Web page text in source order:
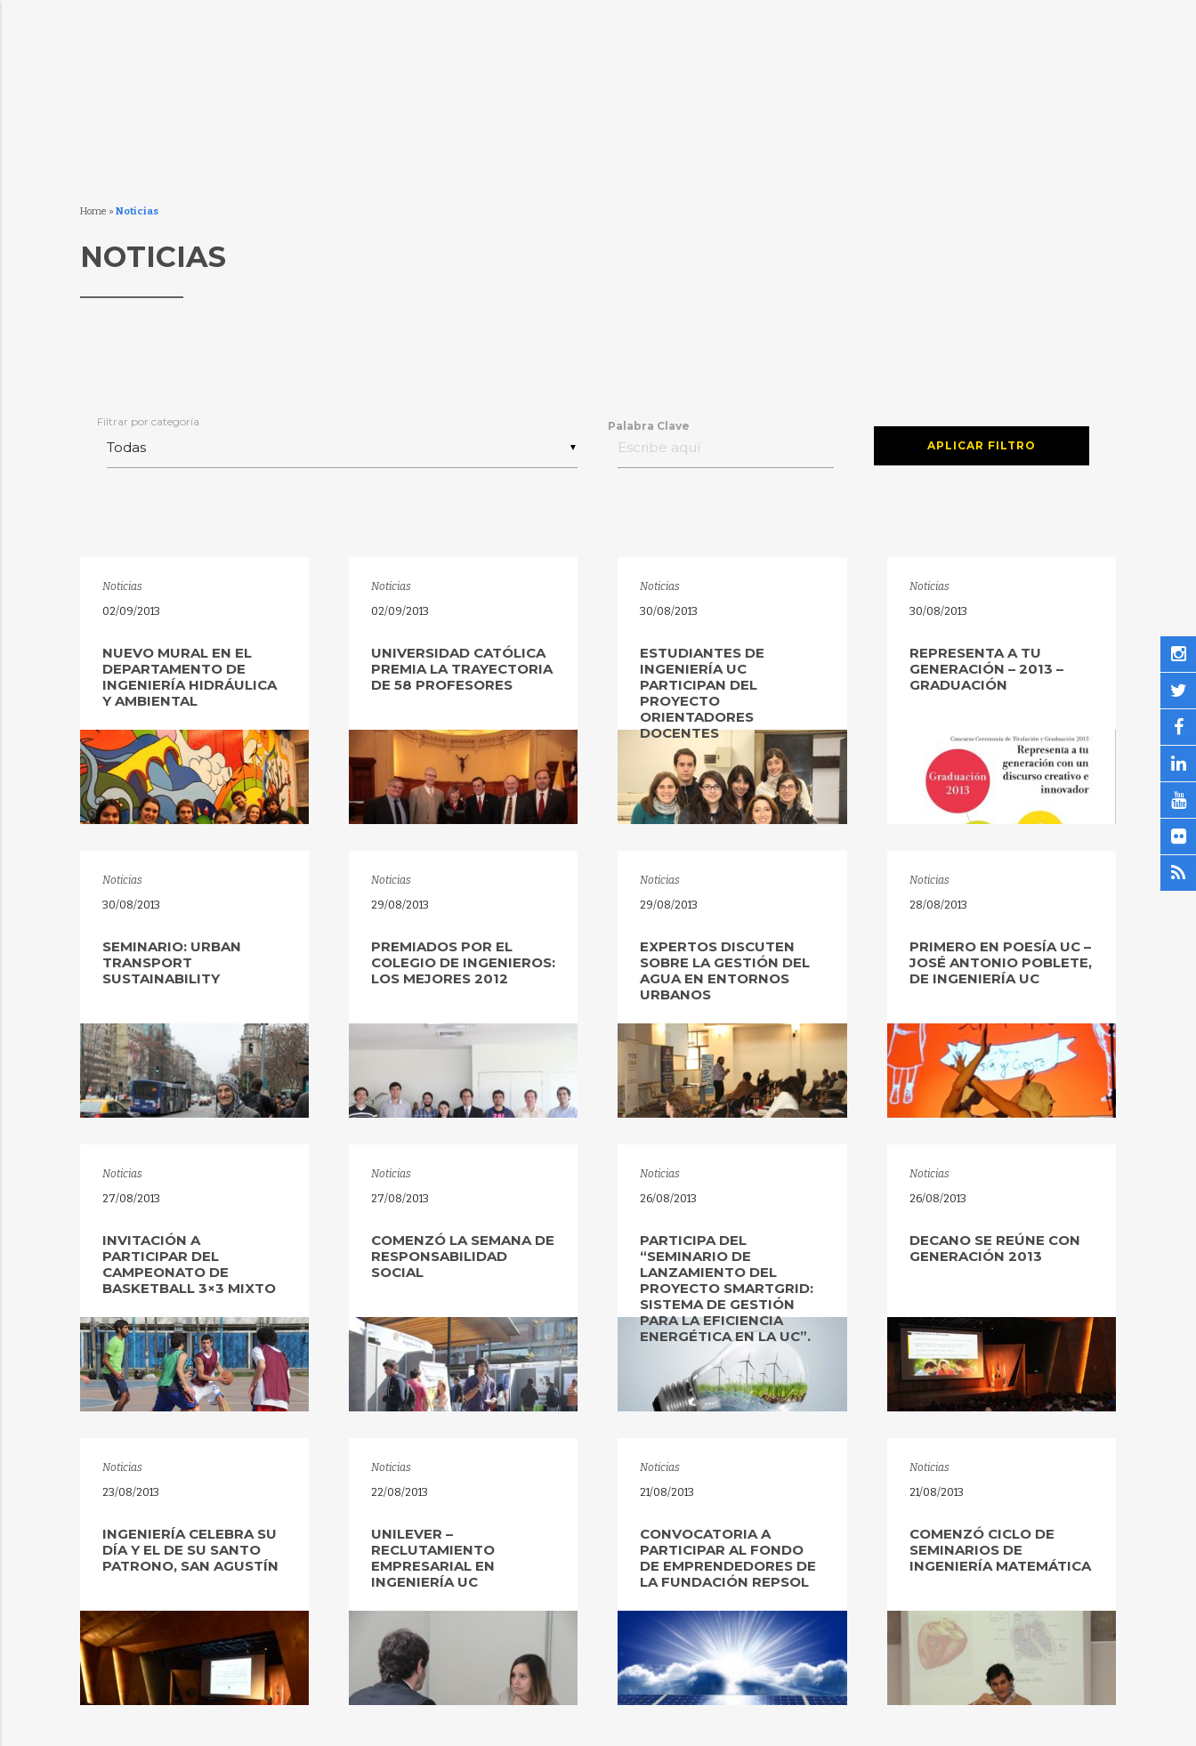
Home » Noticias
NOTICIAS
▼
Filtrar por categoría
Palabra Clave
APLICAR FILTRO
Noticias
02/09/2013
NUEVO MURAL EN EL
DEPARTAMENTO DE
INGENIERÍA HIDRÁULICA
Y AMBIENTAL
Noticias
02/09/2013
UNIVERSIDAD CATÓLICA
PREMIA LA TRAYECTORIA
DE 58 PROFESORES
Noticias
30/08/2013
ESTUDIANTES DE
INGENIERÍA UC
PARTICIPAN DEL
PROYECTO
ORIENTADORES
DOCENTES
Noticias
30/08/2013
REPRESENTA A TU
GENERACIÓN – 2013 –
GRADUACIÓN
Noticias
30/08/2013
SEMINARIO: URBAN
TRANSPORT
SUSTAINABILITY
Noticias
29/08/2013
PREMIADOS POR EL
COLEGIO DE INGENIEROS:
LOS MEJORES 2012
Noticias
29/08/2013
EXPERTOS DISCUTEN
SOBRE LA GESTIÓN DEL
AGUA EN ENTORNOS
URBANOS
Noticias
28/08/2013
PRIMERO EN POESÍA UC –
JOSÉ ANTONIO POBLETE,
DE INGENIERÍA UC
Noticias
27/08/2013
INVITACIÓN A
PARTICIPAR DEL
CAMPEONATO DE
BASKETBALL 3×3 MIXTO
Noticias
27/08/2013
COMENZÓ LA SEMANA DE
RESPONSABILIDAD
SOCIAL
Noticias
26/08/2013
PARTICIPA DEL
“SEMINARIO DE
LANZAMIENTO DEL
PROYECTO SMARTGRID:
SISTEMA DE GESTIÓN
PARA LA EFICIENCIA
ENERGÉTICA EN LA UC”.
Noticias
26/08/2013
DECANO SE REÚNE CON
GENERACIÓN 2013
Noticias
23/08/2013
INGENIERÍA CELEBRA SU
DÍA Y EL DE SU SANTO
PATRONO, SAN AGUSTÍN
Noticias
22/08/2013
UNILEVER –
RECLUTAMIENTO
EMPRESARIAL EN
INGENIERÍA UC
Noticias
21/08/2013
CONVOCATORIA A
PARTICIPAR AL FONDO
DE EMPRENDEDORES DE
LA FUNDACIÓN REPSOL
Noticias
21/08/2013
COMENZÓ CICLO DE
SEMINARIOS DE
INGENIERÍA MATEMÁTICA